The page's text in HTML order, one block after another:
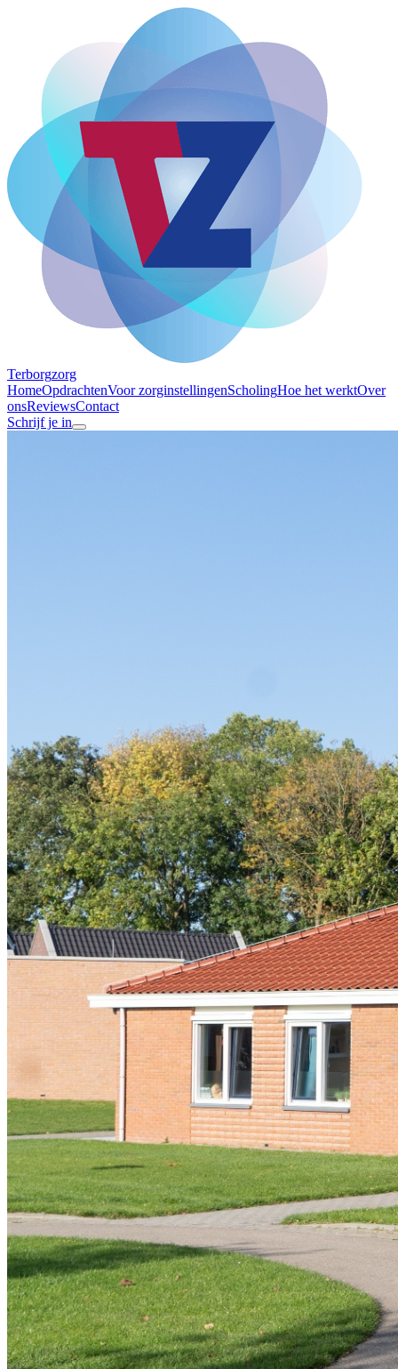
Terborgzorg
HomeOpdrachtenVoor zorginstellingenScholingHoe het werktOver
onsReviewsContact
Schrijf je in